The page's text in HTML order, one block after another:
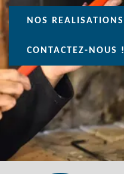
NOS REALISATIONS
CONTACTEZ-NOUS !